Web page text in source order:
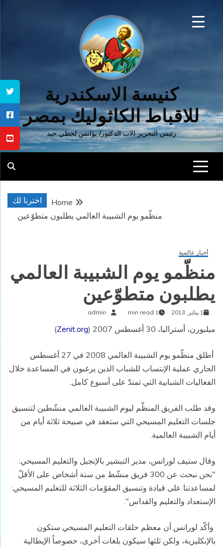
كنيسة الاسكندرية
للاقباط الكاثوليك بمصر
رئيس التحرير الاب الدكتور/ يؤانس لحظي جيد
اخترنا لك
Home
منظّمو يوم الشبيبة العالمي يطلبون متطوّعين
أخبار عالمية
منظّمو يوم الشبيبة العالمي
يطلبون متطوّعين
1 يناير, 2013 1 min read
admin
ميلبورن، أستراليا، 30 أغسطس 2007 ( Zenit.org
)
أطلق منظّمو يوم الشبيبة العالمي 2008 في 27 أغسطس
الجاري عملية الإنتساب للشباب الذين يرغبون في المساعدة خلال
الفعاليات الشبابية التي تمتدّ على أسبوع كامل.
وقد طلب الفريق المنظّم ليوم الشبيبة العالمي منشّطين لتنسيق
جلسات التعليم المسيحي التي ستعقد في صبيحة ثلاثة أيام من
أيام الشبيبة العالمية.
وقال ستيف لورانس، مدير التبشير بالإنجيل والتعليم المسيحي:
"نحن نبحث عن 300 فريق منشّط من ستة أشخاص على الأقلّ
لمساعدتنا على قيادة وتنسيق المقوّمات الثلاثة للتعليم المسيحي:
الإستعداد والتعليم والقداس".
وأكّد لورانس أن معظم حلقات التعليم المسيحي ستكون
بالإنكليزية، ولكن ثلثها سيكون بلغات أخرى، خصوصاً الإيطالية